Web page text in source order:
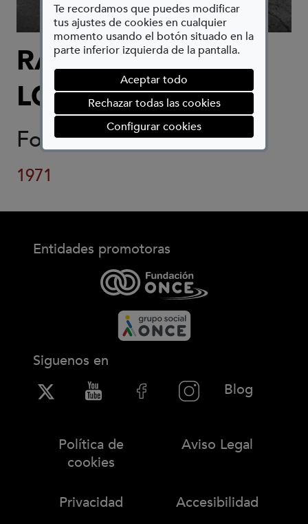
Te recordamos que puedes modificar
tus ajustes de cookies en cualquier
momento usando el botón situado en la
parte inferior izquierda de la pantalla.
Aceptar todo
Rechazar todas las cookies
Configurar cookies(abre en ventana
RAFAEL SANZ
LOBATO
Fotografía
1971
Entidades promotoras
Siguenos en
Blog
Política de
cookies
Aviso Legal
Privacidad Accesibilidad